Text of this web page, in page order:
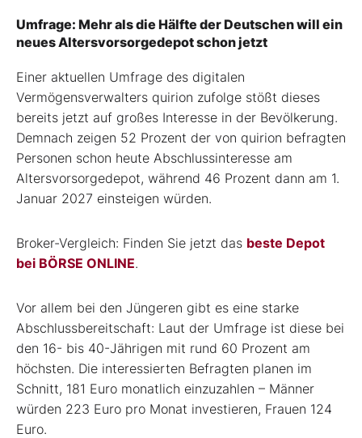
Umfrage: Mehr als die Hälfte der Deutschen will ein
neues Altersvorsorgedepot schon jetzt
Einer aktuellen Umfrage des digitalen
Vermögensverwalters quirion zufolge stößt dieses
bereits jetzt auf großes Interesse in der Bevölkerung.
Demnach zeigen 52 Prozent der von quirion befragten
Personen schon heute Abschlussinteresse am
Altersvorsorgedepot, während 46 Prozent dann am 1.
Januar 2027 einsteigen würden.
Broker-Vergleich: Finden Sie jetzt das beste Depot
bei BÖRSE ONLINE.
Vor allem bei den Jüngeren gibt es eine starke
Abschlussbereitschaft: Laut der Umfrage ist diese bei
den 16- bis 40-Jährigen mit rund 60 Prozent am
höchsten. Die interessierten Befragten planen im
Schnitt, 181 Euro monatlich einzuzahlen – Männer
würden 223 Euro pro Monat investieren, Frauen 124
Euro.